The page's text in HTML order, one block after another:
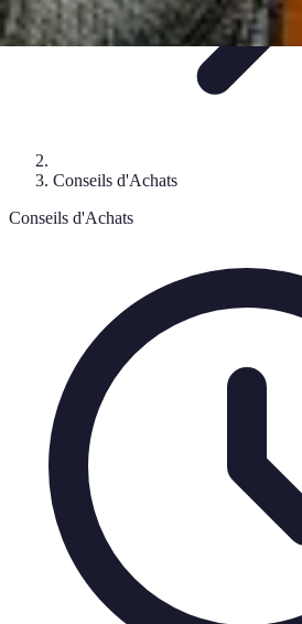
Conseils d'Achats
Conseils d'Achats